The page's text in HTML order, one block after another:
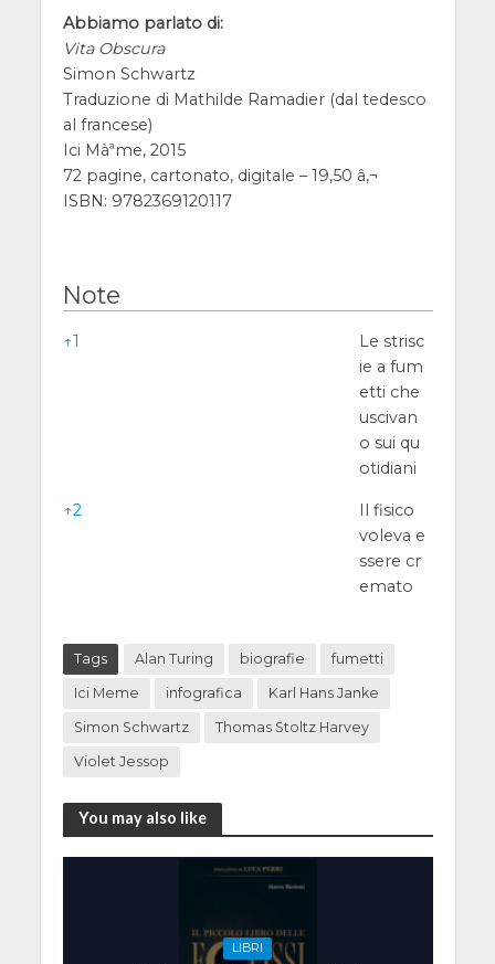
Abbiamo parlato di:
Vita Obscura
Simon Schwartz
Traduzione di Mathilde Ramadier (dal tedesco
al francese)
Ici Màªme, 2015
72 pagine, cartonato, digitale – 19,50 â‚¬
ISBN: 9782369120117
Note
Note
↑1
Le strisc
ie a fum
etti che
uscivan
o sui qu
otidiani
↑2
Il fisico
voleva e
ssere cr
emato
Tags Alan Turing biografie fumetti
Ici Meme infografica Karl Hans Janke
Simon Schwartz Thomas Stoltz Harvey
Violet Jessop
You may also like
LIBRI